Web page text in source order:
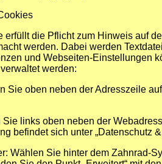
erfüllt die Pflicht zum Hinweis auf
werden. Dabei werden
und Webseiten-Einstellungen
werden:
Sie oben neben der Adresszeile
links oben neben der
befindet sich unter „Datenschutz
Wählen Sie hinter dem Zahnrad-